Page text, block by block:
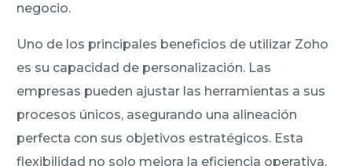
negocio.
Uno de los principales beneficios de utilizar Zoho
es su capacidad de personalización. Las
empresas pueden ajustar las herramientas a sus
procesos únicos, asegurando una alineación
perfecta con sus objetivos estratégicos. Esta
flexibilidad no solo mejora la eficiencia operativa,